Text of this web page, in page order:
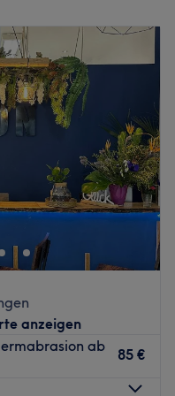
angeboten.
10:00
18:30
10:00
10:00–18:30
10:00–
10:00
16:00
Geschlossen
von Berlin: Im
24 werden
wirksames
Doch vorab lässt
seinen
aus über 20 Jahren
neben
für die Gesichtshaut
anzeigen
ab
85 €